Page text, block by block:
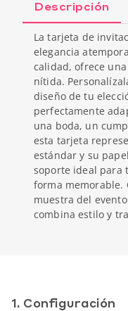
Descripción
La tarjeta de
elegancia
calidad, ofrece
nítida.
diseño de tu
perfectamente
una boda, un
esta tarjeta
estándar y su
soporte ideal para
forma memorable.
muestra del
combina estilo y
1. Conf­iguración